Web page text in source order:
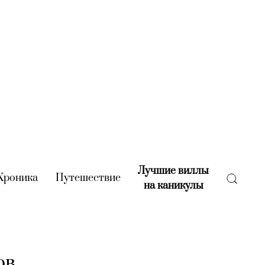
(current)
Путешествие(current)
Лучшие виллы
на каникулы(current)